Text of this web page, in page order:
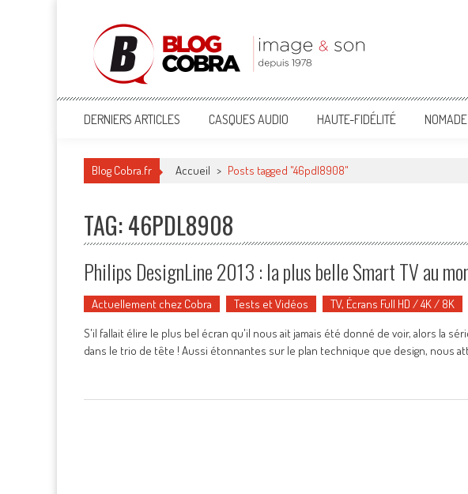
Blog Cobra
Toute l'actu Image & Son !
DERNIERS ARTICLES CASQUES AUDIO HAUTE-FIDÉLITÉ
Blog Cobra.fr Accueil > Posts tagged "46pdl8908"
TAG: 46PDL8908
Philips DesignLine 2013 : la plus belle Smart TV au
Actuellement chez Cobra Tests et Vidéos TV, Écrans Full HD / 4K / 8K
S'il fallait élire le plus bel écran qu'il nous ait jamais été donné de voir, alors la
dans le trio de tête ! Aussi étonnantes sur le plan technique que design, nous